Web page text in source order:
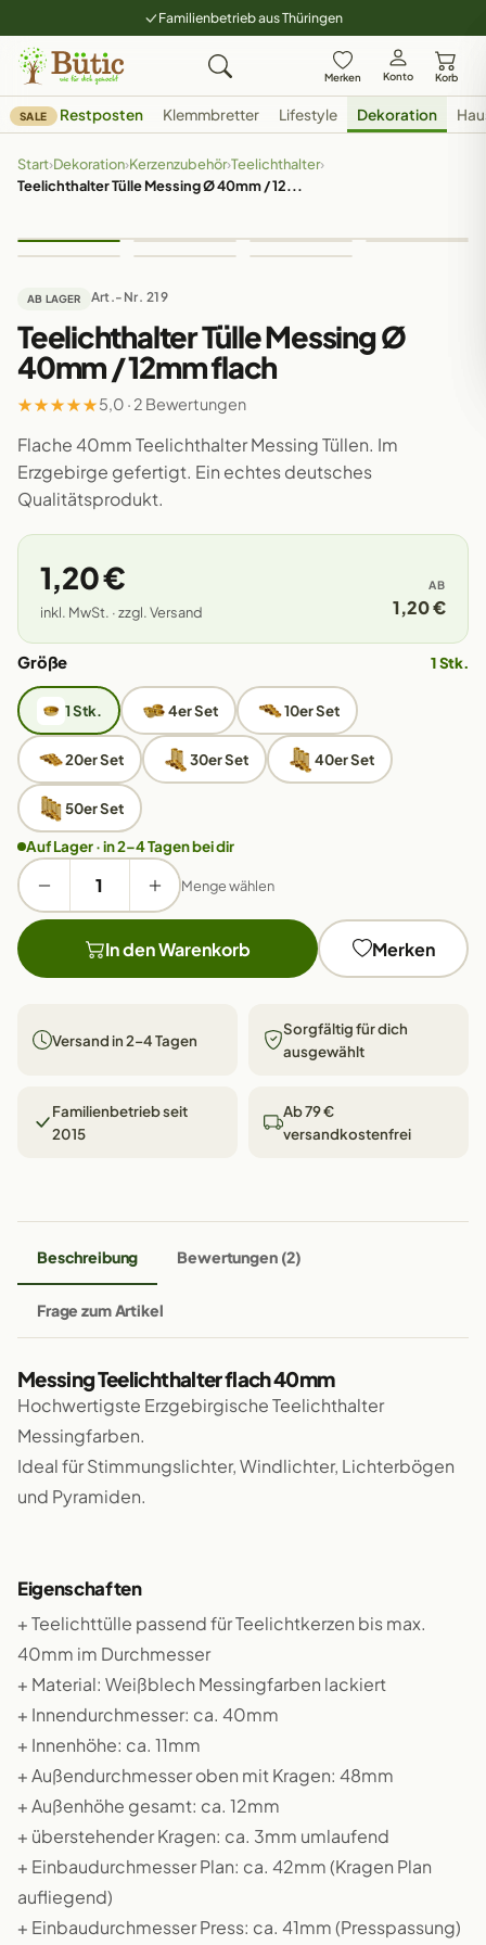
Familienbetrieb aus Thüringen
Merken Konto Korb
SALE Restposten Klemmbretter Lifestyle Dekoration
Start›Dekoration›Kerzenzubehör›Teelichthalter›
Teelichthalter Tülle Messing Ø 40mm / 12...
AB LAGER Art.-Nr. 219
Teelichthalter Tülle Messing Ø
40mm / 12mm flach
★★★★★5,0 · 2 Bewertungen
Flache 40mm Teelichthalter Messing Tüllen. Im
Erzgebirge gefertigt. Ein echtes deutsches
Qualitätsprodukt.
1,20 €
inkl. MwSt. · zzgl. Versand
AB
1,20 €
Größe 1 Stk.
1 Stk. 4er Set 10er Set
20er Set 30er Set 40er Set
50er Set
Auf Lager · in 2–4 Tagen bei dir
Menge wählen
In den Warenkorb Merken
Versand in 2–4 Tagen
Sorgfältig für dich
ausgewählt
Familienbetrieb seit
2015
Ab 79 €
versandkostenfrei
Beschreibung Bewertungen (2)
Frage zum Artikel
Messing Teelichthalter flach 40mm
Hochwertigste Erzgebirgische Teelichthalter
Messingfarben.
Ideal für Stimmungslichter, Windlichter, Lichterbögen
und Pyramiden.
Eigenschaften
+ Teelichttülle passend für Teelichtkerzen bis max.
40mm im Durchmesser
+ Material: Weißblech Messingfarben lackiert
+ Innendurchmesser: ca. 40mm
+ Innenhöhe: ca. 11mm
+ Außendurchmesser oben mit Kragen: 48mm
+ Außenhöhe gesamt: ca. 12mm
+ überstehender Kragen: ca. 3mm umlaufend
+ Einbaudurchmesser Plan: ca. 42mm (Kragen Plan
aufliegend)
+ Einbaudurchmesser Press: ca. 41mm (Presspassung)